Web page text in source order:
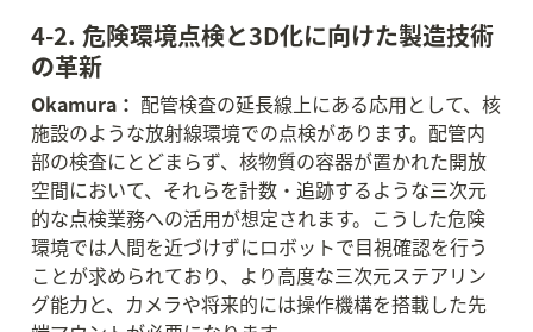
4-2. 危険環境点検と3D化に向けた製造技術
の革新
Okamura： 配管検査の延長線上にある応用として、核
施設のような放射線環境での点検があります。配管内
部の検査にとどまらず、核物質の容器が置かれた開放
空間において、それらを計数・追跡するような三次元
的な点検業務への活用が想定されます。こうした危険
環境では人間を近づけずにロボットで目視確認を行う
ことが求められており、より高度な三次元ステアリン
グ能力と、カメラや将来的には操作機構を搭載した先